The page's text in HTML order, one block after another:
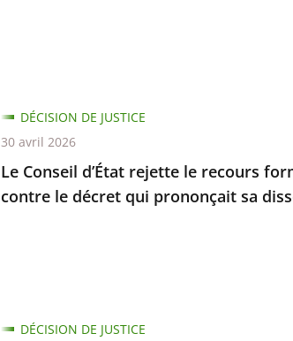
Le Conseil d’État rejette le recours
contre le décret qui prononçait sa
DÉCISION DE JUSTICE
30 avril 2026
DÉCISION DE JUSTICE